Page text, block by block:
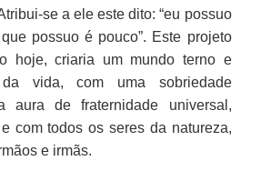
se a ele este dito: “eu possuo
possuo é pouco”. Este projeto
hoje, criaria um mundo terno e
vida, com uma sobriedade
aura de fraternidade universal,
com todos os seres da natureza,
e irmãs.